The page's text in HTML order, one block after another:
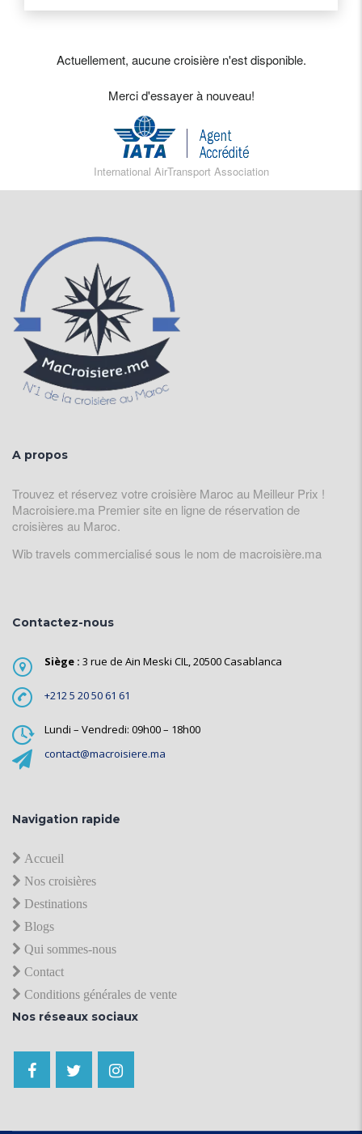
Actuellement, aucune croisière n'est disponible.
Merci d'essayer à nouveau!
International AirTransport Association
A propos
Trouvez et réservez votre croisière Maroc au Meilleur Prix !
Macroisiere.ma Premier site en ligne de réservation de
croisières au Maroc.
Wib travels commercialisé sous le nom de macroisière.ma
Contactez-nous
Siège : 3 rue de Ain Meski CIL, 20500 Casablanca
+212 5 20 50 61 61
Lundi – Vendredi: 09h00 – 18h00
contact@macroisiere.ma
Navigation rapide
Accueil
Nos croisières
Destinations
Blogs
Qui sommes-nous
Contact
Conditions générales de vente
Nos réseaux sociaux